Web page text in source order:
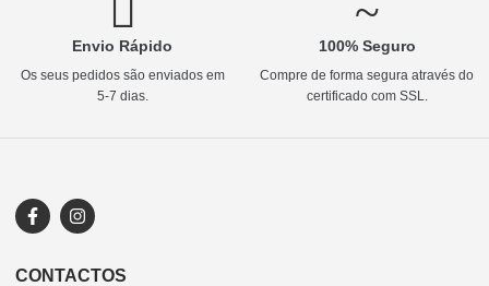
Envio Rápido
Os seus pedidos são enviados em
5-7 dias.
100% Seguro
Compre de forma segura através do
certificado com SSL.
CONTACTOS